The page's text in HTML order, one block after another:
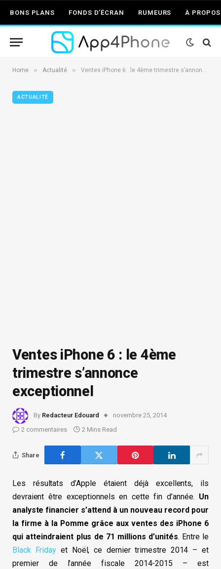
BONS PLANS FONDS D’ÉCRAN RUMEURS À PROPOS
Home » Actualité » Ventes iPhone 6 : le 4ème trimestre s’annonce exceptionnel
ACTUALITÉ
Ventes iPhone 6 : le 4ème
trimestre s’annonce
exceptionnel
By Redacteur Edouard
novembre 25, 2014
2 commentaires
2 Mins Read
Share
Les résultats d’Apple étaient déjà excellents, ils
devraient être exceptionnels en cette fin d’année. Un
analyste financier s’attend à un nouveau record pour
la firme à la Pomme grâce aux ventes des iPhone 6
qui atteindraient plus de 71 millions d’unités. Entre le
Black Friday et Noël, ce dernier trimestre 2014 – et
premier de l’année fiscale 2014-2015 – est